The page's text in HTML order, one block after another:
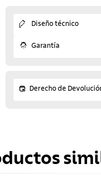
Diseño técnico
Garantía
Derecho de